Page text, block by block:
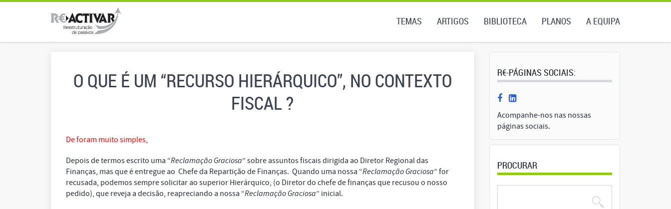
TEMAS ARTIGOS BIBLIOTECA PLANOS A EQUIPA
O QUE É UM “RECURSO HIERÁRQUICO”, NO CONTEXTO
FISCAL ?
De foram muito simples,
Depois de termos escrito uma “Reclamação Graciosa” sobre assuntos fiscais dirigida ao Diretor Regional das
Finanças, mas que é entregue ao Chefe da Repartição de Finanças. Quando uma nossa “Reclamação Graciosa” for
recusada, podemos sempre solicitar ao superior Hierárquico, (o Diretor do chefe de finanças que recusou o nosso
pedido), que reveja a decisão, reapreciando a nossa “Reclamação Graciosa” inicial.
R€-PÁGINAS SOCIAIS:
Acompanhe-nos nas nossas
páginas sociais.
PROCURAR